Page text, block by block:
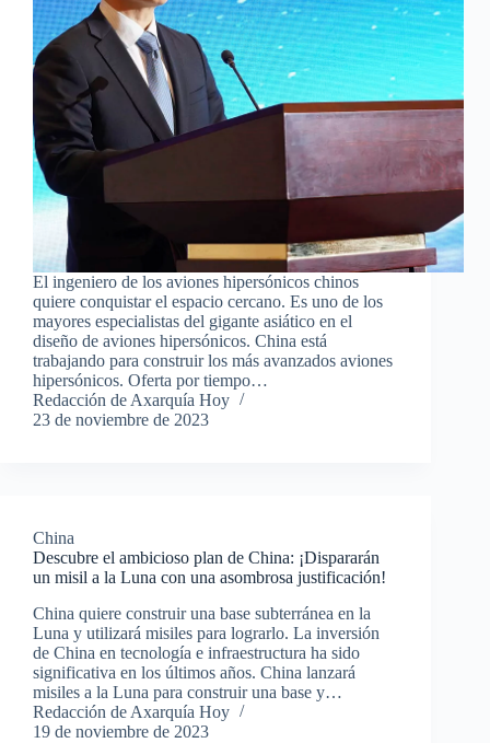
El ingeniero de los aviones hipersónicos chinos
quiere conquistar el espacio cercano. Es uno de los
mayores especialistas del gigante asiático en el
diseño de aviones hipersónicos. China está
trabajando para construir los más avanzados aviones
hipersónicos. Oferta por tiempo…
Redacción de Axarquía Hoy
23 de noviembre de 2023
China
Descubre el ambicioso plan de China: ¡Dispararán
un misil a la Luna con una asombrosa justificación!
China quiere construir una base subterránea en la
Luna y utilizará misiles para lograrlo. La inversión
de China en tecnología e infraestructura ha sido
significativa en los últimos años. China lanzará
misiles a la Luna para construir una base y…
Redacción de Axarquía Hoy
19 de noviembre de 2023